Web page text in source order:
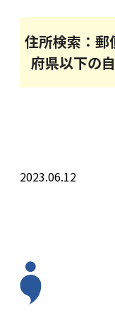
住所検索：郵
府県以下の
2023.06.12